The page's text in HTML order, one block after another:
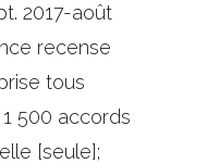
2017-août
recense
tous
500 accords
[seule];